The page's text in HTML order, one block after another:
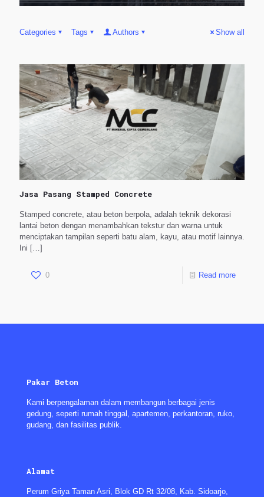
Categories Tags Authors Show all
Jasa Pasang Stamped Concrete
Stamped concrete, atau beton berpola, adalah teknik dekorasi
lantai beton dengan menambahkan tekstur dan warna untuk
menciptakan tampilan seperti batu alam, kayu, atau motif lainnya.
Ini […]
0 Read more
Pakar Beton
Kami berpengalaman dalam membangun berbagai jenis
gedung, seperti rumah tinggal, apartemen, perkantoran, ruko,
gudang, dan fasilitas publik.
Alamat
Perum Griya Taman Asri, Blok GD Rt 32/08, Kab. Sidoarjo,